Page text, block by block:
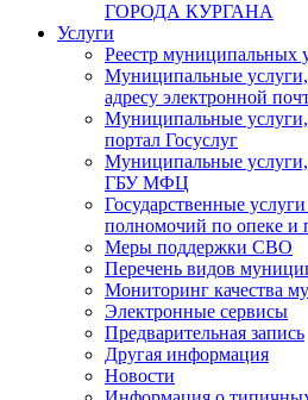
ГОРОДА КУРГАНА
Услуги
Реестр муниципальных
Муниципальные
адресу электронной
Муниципальные услуги,
портал Госуслуг
Муниципальные услуги,
ГБУ МФЦ
Государственные
полномочий по опеке и
Меры поддержки СВО
Перечень видов
Мониторинг качества
Электронные сервисы
Предварительная запись
Другая информация
Новости